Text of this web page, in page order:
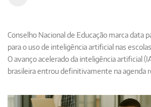
Conselho Nacional de Educação marca data
para o uso de inteligência artificial nas escolas
O avanço acelerado da inteligência artificial
brasileira entrou definitivamente na agenda